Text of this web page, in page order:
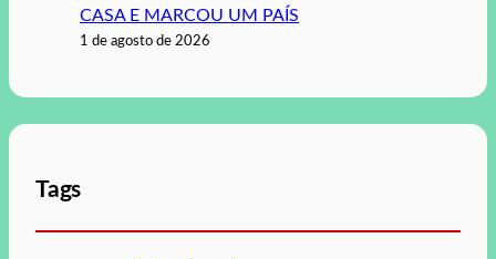
CASA E MARCOU UM PAÍS
1 de agosto de 2026
Tags